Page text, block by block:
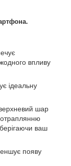
впливу
ідеальну
шар
ваш
появу